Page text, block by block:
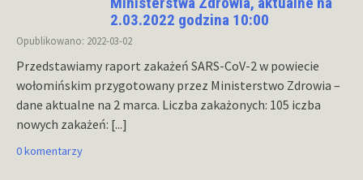
2.03.2022 godzina 10:00
Opublikowano: 2022-03-02
Przedstawiamy raport zakażeń SARS-CoV-2 w powiecie
wołomińskim przygotowany przez Ministerstwo Zdrowia –
dane aktualne na 2 marca. Liczba zakażonych: 105 iczba
nowych zakażeń: [...]
0 komentarzy